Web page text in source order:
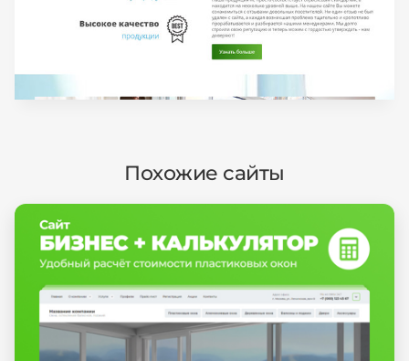
Похожие сайты